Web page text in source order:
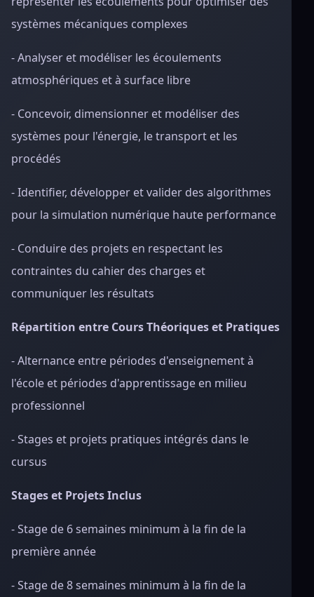
systèmes mécaniques complexes
- Analyser et modéliser les écoulements
atmosphériques et à surface libre
- Concevoir, dimensionner et modéliser des
systèmes pour l'énergie, le transport et les
procédés
- Identifier, développer et valider des algorithmes
pour la simulation numérique haute performance
- Conduire des projets en respectant les
contraintes du cahier des charges et
communiquer les résultats
Répartition entre Cours Théoriques et Pratiques
- Alternance entre périodes d'enseignement à
l'école et périodes d'apprentissage en milieu
professionnel
- Stages et projets pratiques intégrés dans le
cursus
Stages et Projets Inclus
- Stage de 6 semaines minimum à la fin de la
première année
- Stage de 8 semaines minimum à la fin de la